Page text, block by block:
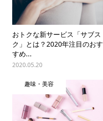
おトクな新サービス「サブス
ク」とは？2020年注目のおす
すめ...
2020.05.20
趣味・美容